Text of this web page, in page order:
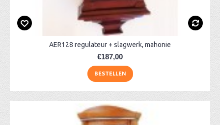
AER128 regulateur + slagwerk, mahonie
€187,00
BESTELLEN